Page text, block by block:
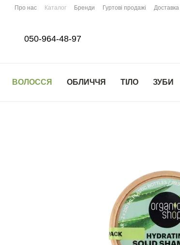
Перейти до основного контенту
Про нас Каталог Бренди Гуртові продажі
050-964-48-97
ВОЛОССЯ ОБЛИЧЧЯ ТІЛО ЗУБИ